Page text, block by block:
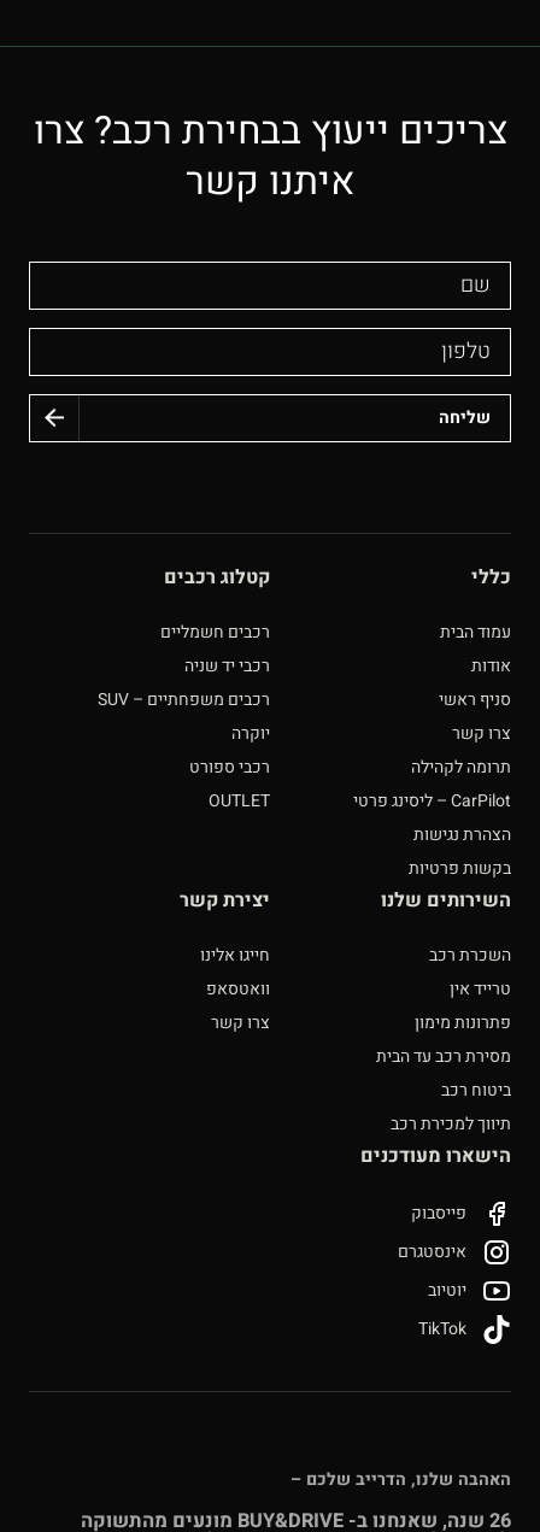
צריכים ייעוץ בבחירת רכב? צרו
איתנו קשר
שם
טלפון
כללי
עמוד הבית
אודות
סניף ראשי
צרו קשר
תרומה לקהילה
CarPilot – ליסינג פרטי
הצהרת נגישות
בקשות פרטיות
קטלוג רכבים
רכבים חשמליים
רכבי יד שניה
רכבים משפחתיים – SUV
יוקרה
רכבי ספורט
OUTLET
השירותים שלנו
השכרת רכב
טרייד אין
פתרונות מימון
מסירת רכב עד הבית
ביטוח רכב
תיווך למכירת רכב
יצירת קשר
חייגו אלינו
וואטסאפ
צרו קשר
הישארו מעודכנים
פייסבוק
אינסטגרם
יוטיוב
האהבה שלנו, הדרייב שלכם –
26 שנה, שאנחנו ב- BUY&DRIVE מונעים מהתשוקה